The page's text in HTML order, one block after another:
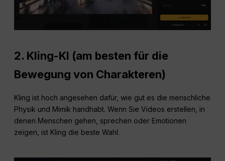
2. Kling-KI (am besten für die
Bewegung von Charakteren)
Kling ist hoch angesehen dafür, wie gut es die menschliche
Physik und Mimik handhabt. Wenn Sie Videos erstellen, in
denen Menschen gehen, sprechen oder Emotionen
zeigen, ist Kling die beste Wahl.